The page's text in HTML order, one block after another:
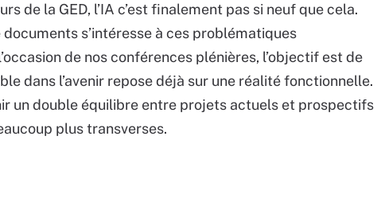
de la GED, l’IA c’est finalement pas si neuf que cela.
s’intéresse à ces problématiques
de nos conférences plénières, l’objectif est de
dans l’avenir repose déjà sur une réalité fonctionnelle.
un double équilibre entre projets actuels et prospectifs
plus transverses.